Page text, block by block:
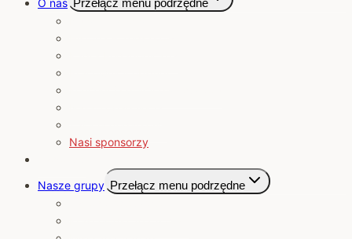
O nas Przełącz menu podrzędne
Nasi sponsorzy
Nasze grupy Przełącz menu podrzędne